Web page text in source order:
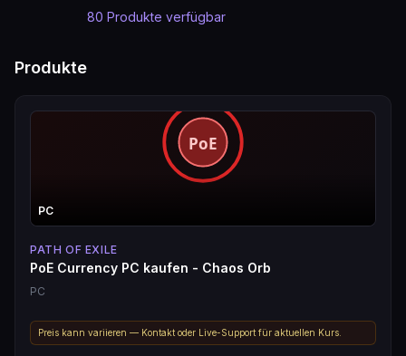
80 Produkte verfügbar
Produkte
PC
PATH OF EXILE
PoE Currency PC kaufen - Chaos Orb
PC
Preis kann variieren — Kontakt oder Live-Support für aktuellen Kurs.